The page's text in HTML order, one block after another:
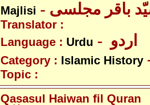
Majlisi
Translator :
Language : Urdu
Category : Islamic History
Topic :
Qasasul Haiwan fil Quran